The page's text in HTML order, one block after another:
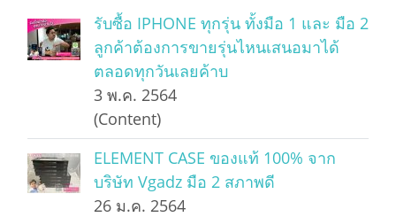
รับซื้อ IPHONE ทุกรุ่น ทั้งมือ 1 และ มือ 2
ลูกค้าต้องการขายรุ่นไหนเสนอมาได้
ตลอดทุกวันเลยค้าบ
3 พ.ค. 2564
(Content)
ELEMENT CASE ของแท้ 100% จาก
บริษัท Vgadz มือ 2 สภาพดี
26 ม.ค. 2564